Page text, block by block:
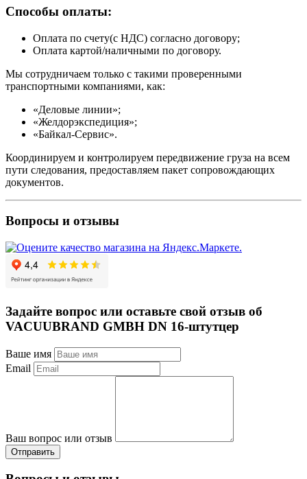
Способы оплаты:
Оплата по счету(с НДС) согласно договору;
Оплата картой/наличными по договору.
Мы сотрудничаем только с такими проверенными
транспортными компаниями, как:
«Деловые линии»;
«Желдорэкспедиция»;
«Байкал-Сервис».
Координируем и контролируем передвижение груза на всем
пути следования, предоставляем пакет сопровождающих
документов.
Вопросы и отзывы
Задайте вопрос или оставьте свой отзыв об
VACUUBRAND GMBH DN 16-штутцер
Ваше имя
Email
Ваш вопрос или отзыв
Отправить